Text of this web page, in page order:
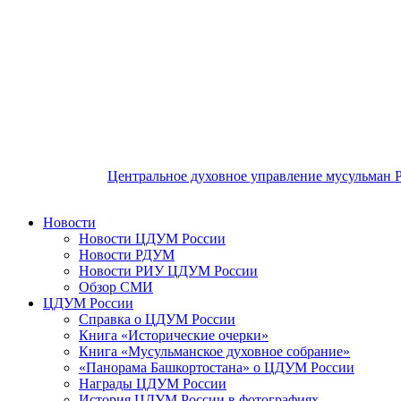
Центральное духовное управление мусульман
Новости
Новости ЦДУМ России
Новости РДУМ
Новости РИУ ЦДУМ России
Обзор СМИ
ЦДУМ России
Справка о ЦДУМ России
Книга «Исторические очерки»
Книга «Мусульманское духовное собрание»
«Панорама Башкортостана» о ЦДУМ России
Награды ЦДУМ России